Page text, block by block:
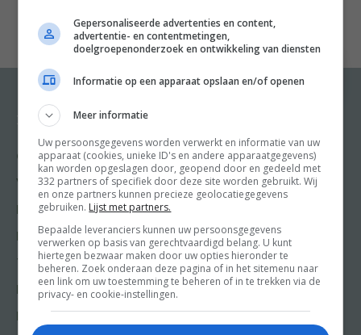
omdat je partner, kinderen en vrienden erom blijven
nKook, geniet, repeat. Van perzik-panzanella met
romige basilicumdressing en creamy pasta al limone
met groene asperges tot Midden-Oosterse traybake
met harissayoghurt en goed-te-pruimen-crumble. Met
dit boek heb je elke dag een maaltijd om naar uit te
n
nNoot van redactie: in de vroege exemplaren van de
eerste druk van dit boek zat nog geen insteekpagina
met de recepttekst van de gouden granola.Download
deze hier
Recepten
Gangen
Voorgerecht
Hoofdgerecht
Nagerecht
Tussengerecht
Lunch recepten
Shop
Food & Travel
Kooktips
Win
Gepersonaliseerde advertenties en content,
advertentie- en contentmetingen,
doelgroepenonderzoek en ontwikkeling van diensten
Informatie op een apparaat opslaan en/of openen
Meer informatie
Uw persoonsgegevens worden verwerkt en informatie van uw
apparaat (cookies, unieke ID's en andere apparaatgegevens)
kan worden opgeslagen door, geopend door en gedeeld met
332 partners of specifiek door deze site worden gebruikt. Wij
en onze partners kunnen precieze geolocatiegegevens
gebruiken. Lijst met partners.
Bepaalde leveranciers kunnen uw persoonsgegevens
verwerken op basis van gerechtvaardigd belang. U kunt
hiertegen bezwaar maken door uw opties hieronder te
beheren. Zoek onderaan deze pagina of in het sitemenu naar
een link om uw toestemming te beheren of in te trekken via de
privacy- en cookie-instellingen.